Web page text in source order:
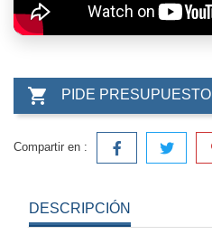
 PIDE PRESUPUESTO
Compartir en :
DESCRIPCIÓN